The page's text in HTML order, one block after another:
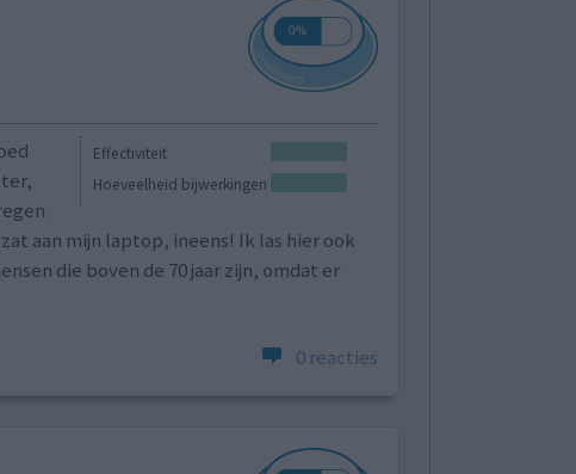
Effectiviteit
Hoeveelheid bijwerkingen
aan mijn laptop, ineens! Ik las hier ook
die boven de 70 jaar zijn, omdat er
0 reacties